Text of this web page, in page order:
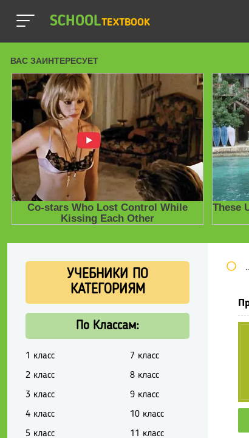
SCHOOLTEXTBOOK
УЧЕБНИКИ ПО
КАТЕГОРИЯМ
По Классам:
1 класс
2 класс
3 класс
4 класс
5 класс
7 класс
8 класс
9 класс
10 класс
11 класс